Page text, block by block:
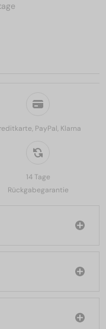
PayPal, Klarna
14 Tage
Rückgabegarantie